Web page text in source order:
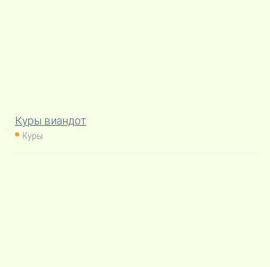
Куры виандот
Куры